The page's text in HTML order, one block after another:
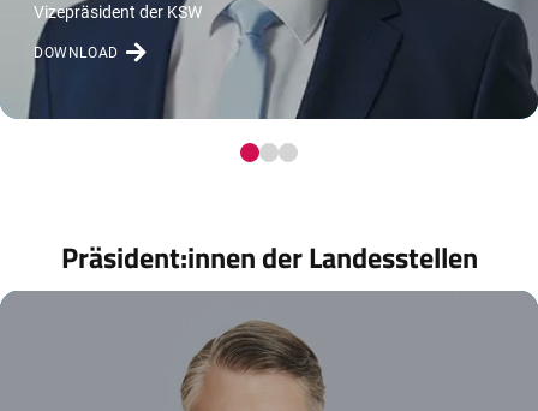
Vizepräsident der KSW
DOWNLOAD
Präsident:innen der Landesstellen